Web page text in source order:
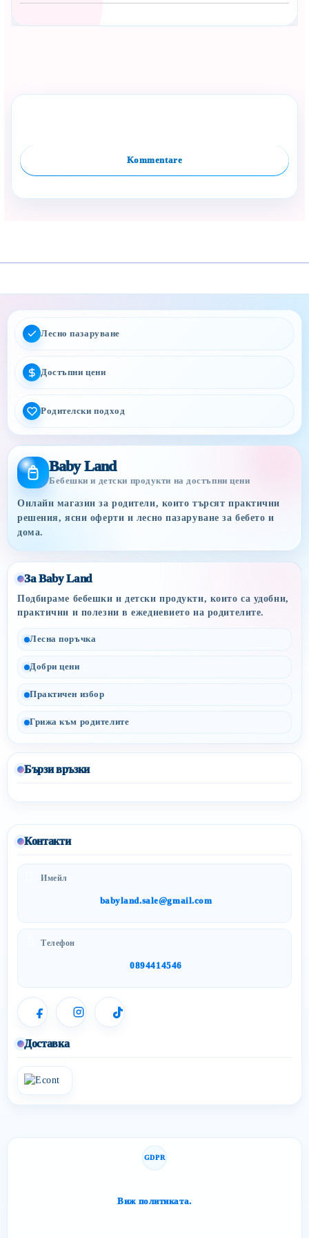
Kommentare
Лесно пазаруване
Достъпни цени
Родителски подход
Baby Land
Бебешки и детски продукти на достъпни цени
Онлайн магазин за родители, които търсят практични
решения, ясни оферти и лесно пазаруване за бебето и
дома.
За Baby Land
Подбираме бебешки и детски продукти, които са удобни,
практични и полезни в ежедневието на родителите.
Лесна поръчка
Добри цени
Практичен избор
Грижа към родителите
Бързи връзки
Контакти
Имейл
babyland.sale@gmail.com
Телефон
0894414546
Доставка
GDPR
Виж политиката.